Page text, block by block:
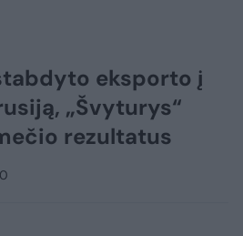
eksporto į
„Švyturys“
rezultatus